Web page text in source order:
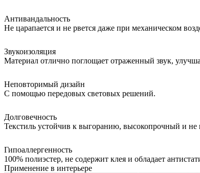
Антивандальность
Не царапается и не рвется даже при механическом
Звукоизоляция
Материал отлично поглощает отраженный звук,
Неповторимый дизайн
С помощью передовых световых решений.
Долговечность
Текстиль устойчив к выгоранию, высокопрочный и не
Гипоаллергенность
100% полиэстер, не содержит клея и обладает
Применение в интерьере